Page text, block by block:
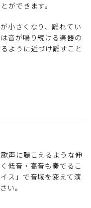
ができます。
小さくなり、離れてい
音が鳴り続ける楽器の
ように近づけ離すこと
声に聴こえるような伸
低音・高音も奏でるこ
ス」で音域を変えて演
い。